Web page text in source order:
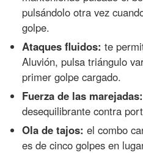
pulsándolo otra vez
golpe.
Ataques fluidos: te
Aluvión, pulsa triángulo
primer golpe cargado.
Fuerza de las marejadas:
desequilibrante contra
Ola de tajos: el combo
es de cinco golpes en